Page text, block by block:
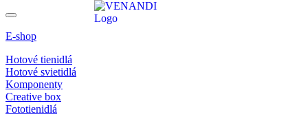
E-shop
Hotové tienidlá
Hotové svietidlá
Komponenty
Creative box
Fototienidlá